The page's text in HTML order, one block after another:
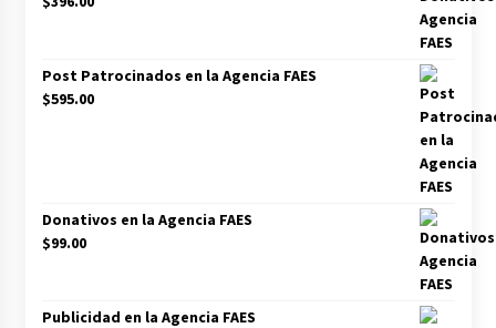
Post Patrocinados en la Agencia FAES
$595.00
Donativos en la Agencia FAES
$99.00
Publicidad en la Agencia FAES